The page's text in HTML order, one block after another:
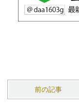
前の記事